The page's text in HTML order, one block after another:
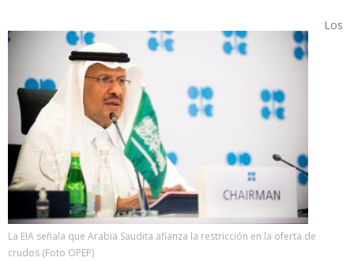
La EIA señala que Arabia Saudita afianza la restricción en la oferta de
crudos (Foto OPEP)
Los